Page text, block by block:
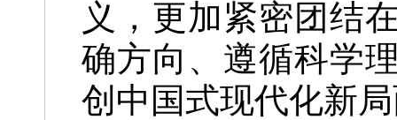
义，更加紧密团结
确方向、遵循科学
创中国式现代化新